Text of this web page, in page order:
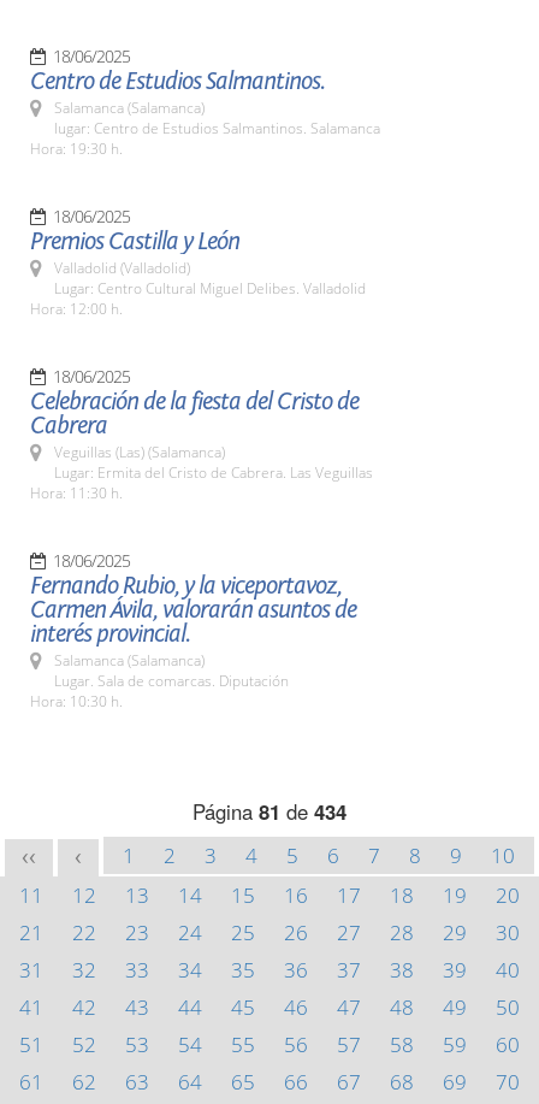
18/06/2025
Centro de Estudios Salmantinos.
Salamanca (Salamanca)
lugar: Centro de Estudios Salmantinos. Salamanca
Hora: 19:30 h.
18/06/2025
Premios Castilla y León
Valladolid (Valladolid)
Lugar: Centro Cultural Miguel Delibes. Valladolid
Hora: 12:00 h.
18/06/2025
Celebración de la fiesta del Cristo de
Cabrera
Veguillas (Las) (Salamanca)
Lugar: Ermita del Cristo de Cabrera. Las Veguillas
Hora: 11:30 h.
18/06/2025
Fernando Rubio, y la viceportavoz,
Carmen Ávila, valorarán asuntos de
interés provincial.
Salamanca (Salamanca)
Lugar. Sala de comarcas. Diputación
Hora: 10:30 h.
Página 81 de 434
<< < 1 2 3 4 5 6 7 8 9
10
11
12 13 14 15 16 17 18 19
20
21
22 23 24 25 26 27 28 29
30
31
32 33 34 35 36 37 38 39
40
41
42 43 44 45 46 47 48 49
50
51
52 53 54 55 56 57 58 59
60
61
62 63 64 65 66 67 68 69
70